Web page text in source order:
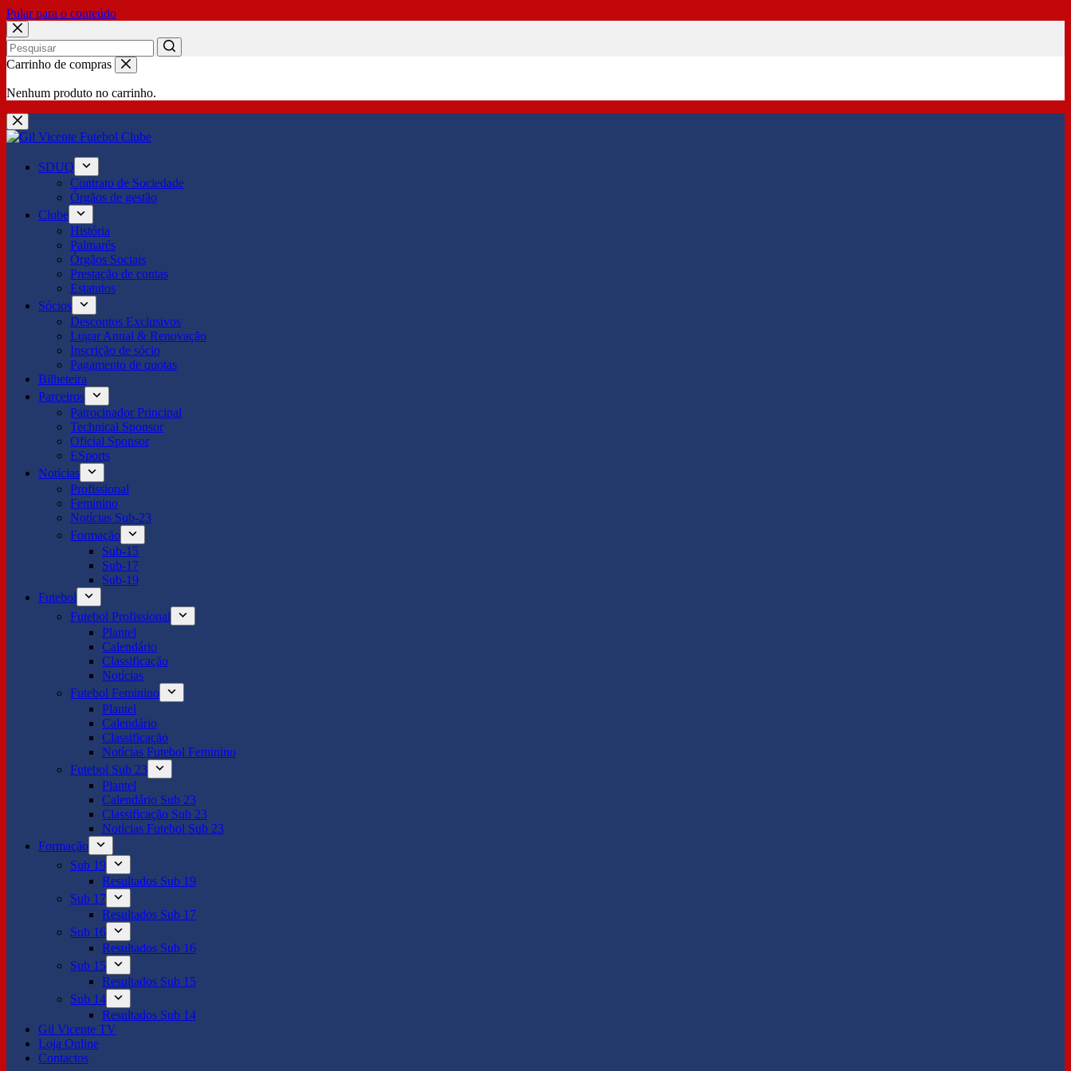
Pular para o conteúdo
No
Carrinho de compras
Nenhum produto no carrinho.
SDUQ
Contrato de Sociedade
Órgãos de gestão
Clube
História
Palmarés
Órgãos Sociais
Prestação de contas
Estatutos
Sócios
Descontos Exclusivos
Lugar Anual & Renovação
Inscrição de sócio
Pagamento de quotas
Bilheteira
Parceiros
Patrocinador Principal
Technical Sponsor
Oficial Sponsor
ESports
Notícias
Profissional
Feminino
Notícias Sub-23
Formação
Sub-15
Sub-17
Sub-19
Futebol
Futebol Profissional
Plantel
Calendário
Classificação
Notícias
Futebol Feminino
Plantel
Calendário
Classificação
Notícias Futebol Feminino
Futebol Sub 23
Plantel
Calendário Sub 23
Classificação Sub 23
Notícias Futebol Sub 23
Formação
Sub 19
Resultados Sub 19
Sub 17
Resultados Sub 17
Sub 16
Resultados Sub 16
Sub 15
Resultados Sub 15
Sub 14
Resultados Sub 14
Gil Vicente TV
Loja Online
Contactos